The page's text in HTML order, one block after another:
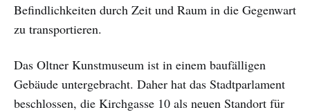
Befindlichkeiten durch Zeit und Raum in die Gegenwart
zu transportieren.
Das Oltner Kunstmuseum ist in einem baufälligen
Gebäude untergebracht. Daher hat das Stadtparlament
beschlossen, die Kirchgasse 10 als neuen Standort für